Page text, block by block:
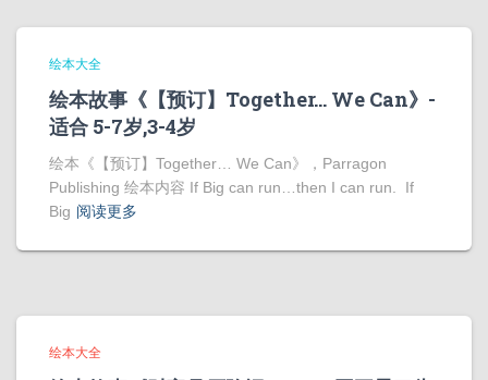
绘本大全
绘本故事《【预订】Together… We Can》-
适合 5-7岁,3-4岁
绘本《【预订】Together… We Can》，Parragon
Publishing 绘本内容 If Big can run…then I can run. If
Big 阅读更多
绘本大全